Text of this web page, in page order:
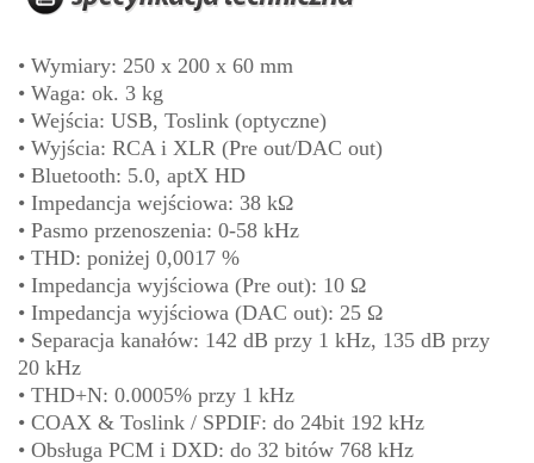
• Wymiary: 250 x 200 x 60 mm
• Waga: ok. 3 kg
• Wejścia: USB, Toslink (optyczne)
• Wyjścia: RCA i XLR (Pre out/DAC out)
• Bluetooth: 5.0, aptX HD
• Impedancja wejściowa: 38 kΩ
• Pasmo przenoszenia: 0-58 kHz
• THD: poniżej 0,0017 %
• Impedancja wyjściowa (Pre out): 10 Ω
• Impedancja wyjściowa (DAC out): 25 Ω
• Separacja kanałów: 142 dB przy 1 kHz, 135 dB przy
20 kHz
• THD+N: 0.0005% przy 1 kHz
• COAX & Toslink / SPDIF: do 24bit 192 kHz
• Obsługa PCM i DXD: do 32 bitów 768 kHz